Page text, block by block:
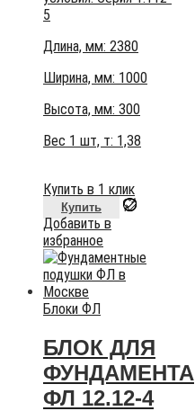
5
Длина, мм: 2380
Ширина, мм: 1000
Высота, мм: 300
Вес 1 шт, т: 1,38
Купить в 1 клик
Купить
Добавить в
избранное
Блоки ФЛ
БЛОК ДЛЯ
ФУНДАМЕНТА
ФЛ 12.12-4